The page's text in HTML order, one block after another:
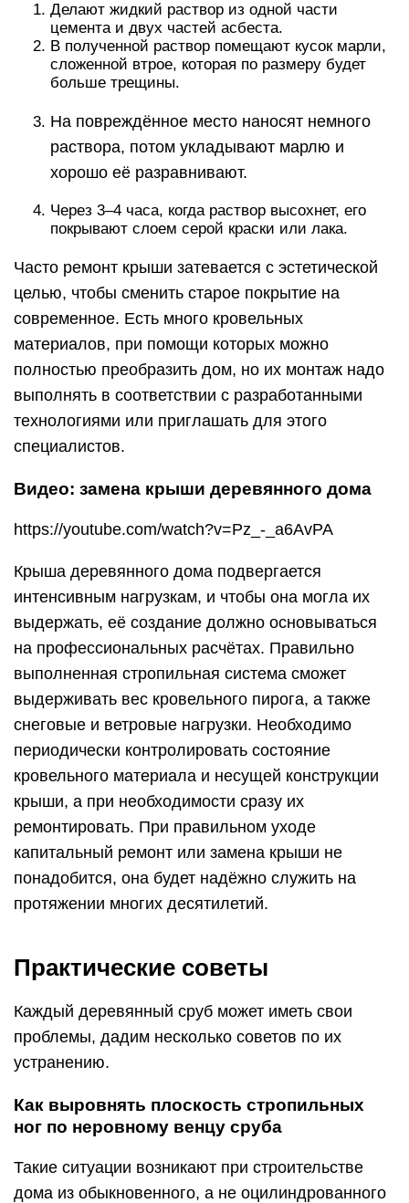
Делают жидкий раствор из одной части
цемента и двух частей асбеста.
В полученной раствор помещают кусок марли,
сложенной втрое, которая по размеру будет
больше трещины.
На повреждённое место наносят немного
раствора, потом укладывают марлю и
хорошо её разравнивают.
Через 3–4 часа, когда раствор высохнет, его
покрывают слоем серой краски или лака.
Часто ремонт крыши затевается с эстетической
целью, чтобы сменить старое покрытие на
современное. Есть много кровельных
материалов, при помощи которых можно
полностью преобразить дом, но их монтаж надо
выполнять в соответствии с разработанными
технологиями или приглашать для этого
специалистов.
Видео: замена крыши деревянного дома
https://youtube.com/watch?v=Pz_-_a6AvPA
Крыша деревянного дома подвергается
интенсивным нагрузкам, и чтобы она могла их
выдержать, её создание должно основываться
на профессиональных расчётах. Правильно
выполненная стропильная система сможет
выдерживать вес кровельного пирога, а также
снеговые и ветровые нагрузки. Необходимо
периодически контролировать состояние
кровельного материала и несущей конструкции
крыши, а при необходимости сразу их
ремонтировать. При правильном уходе
капитальный ремонт или замена крыши не
понадобится, она будет надёжно служить на
протяжении многих десятилетий.
Практические советы
Каждый деревянный сруб может иметь свои
проблемы, дадим несколько советов по их
устранению.
Как выровнять плоскость стропильных
ног по неровному венцу сруба
Такие ситуации возникают при строительстве
дома из обыкновенного, а не оцилиндрованного